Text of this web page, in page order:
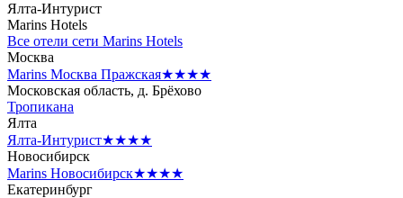
Ялта-Интурист
Marins Hotels
Все отели сети Marins Hotels
Москва
Marins Москва Пражская★★★★
Московская область, д. Брёхово
Тропикана
Ялта
Ялта-Интурист★★★★
Новосибирск
Marins Новосибирск★★★★
Екатеринбург